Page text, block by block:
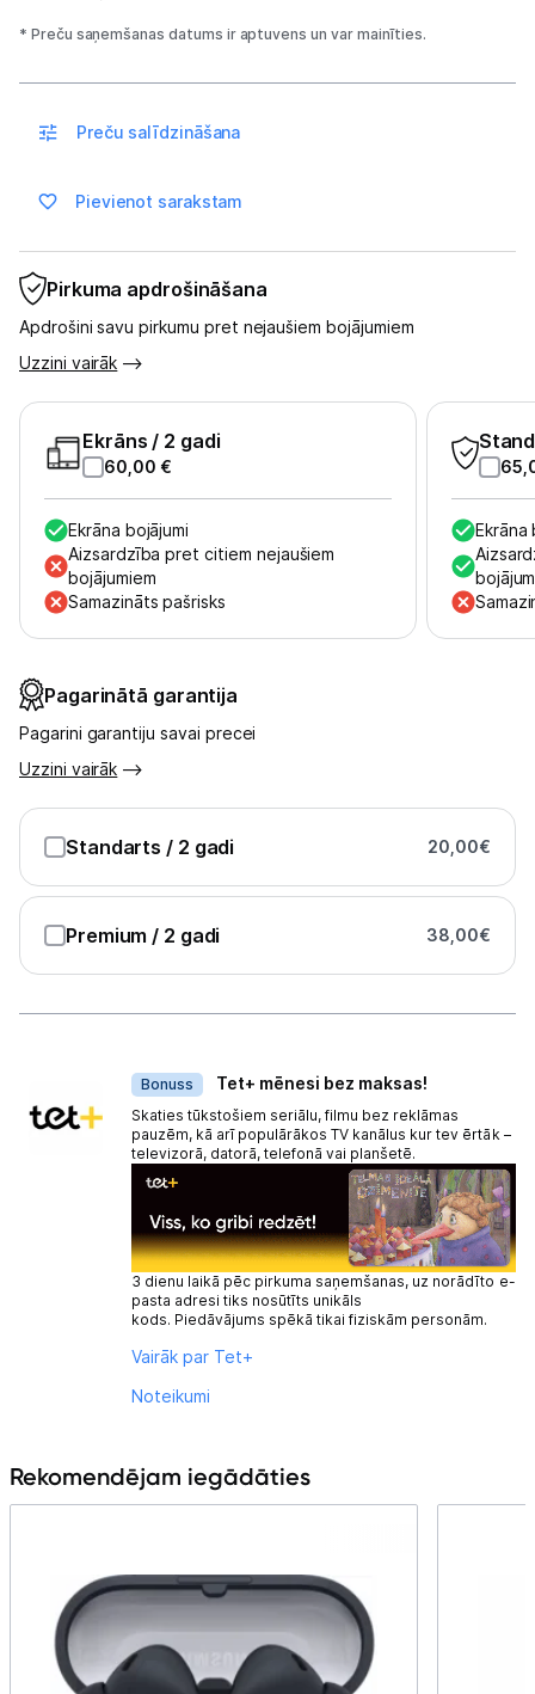
Informācija
* Preču saņemšanas datums ir aptuvens un var mainīties.
Preču salīdzināšana
Pievienot sarakstam
Pirkuma apdrošināšana
Apdrošini savu pirkumu pret nejaušiem bojājumiem
Uzzini vairāk
Ekrāns / 2 gadi
60,00 €
Ekrāna bojājumi
Aizsardzība pret citiem nejaušiem
bojājumiem
Samazināts pašrisks
Ekrāna
Pagarinātā garantija
Pagarini garantiju savai precei
Uzzini vairāk
Standarts / 2 gadi 20,00€
Premium / 2 gadi 38,00€
Bonuss Tet+ mēnesi bez maksas!
Skaties tūkstošiem seriālu, filmu bez reklāmas
pauzēm, kā arī populārākos TV kanālus kur tev ērtāk –
televizorā, datorā, telefonā vai planšetē.
3 dienu laikā pēc pirkuma saņemšanas, uz norādīto e-
pasta adresi tiks nosūtīts unikāls
kods. Piedāvājums spēkā tikai fiziskām personām.
Vairāk par Tet+
Noteikumi
Rekomendējam iegādāties